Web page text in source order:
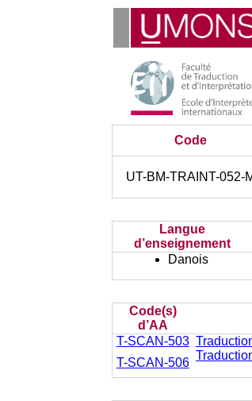
Code
UT-BM-TRAINT-052-
Langue
d’enseignement
Danois
Code(s)
d’AA
T-SCAN-503
T-SCAN-506